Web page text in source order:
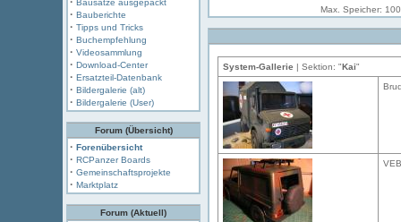
Bausätze ausgepackt
· Bauberichte
· Tipps und Tricks
· Buchempfehlung
· Videosammlung
· Download-Center
· Ersatzteil-Datenbank
· Bildergalerie (alt)
· Bildergalerie (User)
Forum (Übersicht)
· Forenübersicht
· RCPanzer Boards
· Gemeinschaftsprojekte
· Marktplatz
Forum (Aktuell)
Max. Speicher:
System-Gallerie | Sektion: "Kai"